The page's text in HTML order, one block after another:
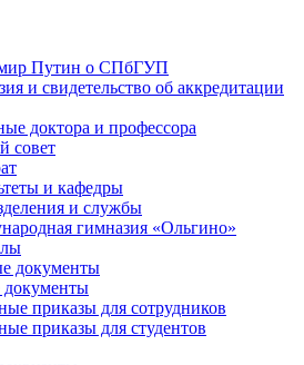
Путин о СПбГУП
и свидетельство об аккредитации
доктора и профессора
совет
и кафедры
и службы
гимназия «Ольгино»
документы
приказы для сотрудников
приказы для студентов